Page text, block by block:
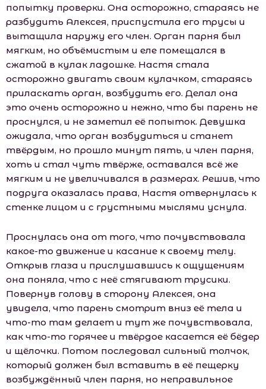
попытку проверки. Она осторожно, стараясь не
разбудить Алексея, приспустила его трусы и
вытащила наружу его член. Орган парня был
мягким, но объёмистым и еле помещался в
сжатой в кулак ладошке. Настя стала
осторожно двигать своим кулачком, стараясь
приласкать орган, возбудить его. Делал она
это очень осторожно и нежно, что бы парень не
проснулся, и не заметил её попыток. Девушка
ожидала, что орган возбудиться и станет
твёрдым, но прошло минут пять, и член парня,
хоть и стал чуть твёрже, оставался всё же
мягким и не увеличивался в размерах. Решив, что
подруга оказалась права, Настя отвернулась к
стенке лицом и с грустными мыслями уснула.
Проснулась она от того, что почувствовала
какое-то движение и касание к своему телу.
Открыв глаза и прислушавшись к ощущениям
она поняла, что с неё стягивают трусики.
Повернув голову в сторону Алексея, она
увидела, что парень смотрит вниз её тела и
что-то там делает и тут же почувствовала,
как что-то горячее и твёрдое касается её бёдер
и щёлочки. Потом последовал сильный толчок,
который должен был вставить в её пещерку
возбуждённый член парня, но неправильное